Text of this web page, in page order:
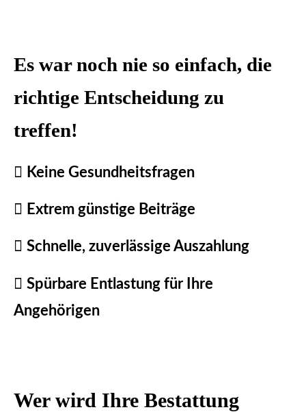
Es war noch nie so einfach, die
richtige Entscheidung zu
treffen!
Keine Gesundheitsfragen
Extrem günstige Beiträge
Schnelle, zuverlässige Auszahlung
Spürbare Entlastung für Ihre
Angehörigen
Wer wird Ihre Bestattung